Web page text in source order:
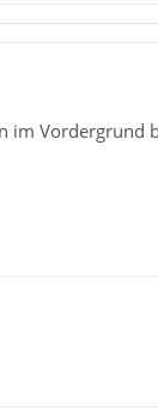
im Vordergrund